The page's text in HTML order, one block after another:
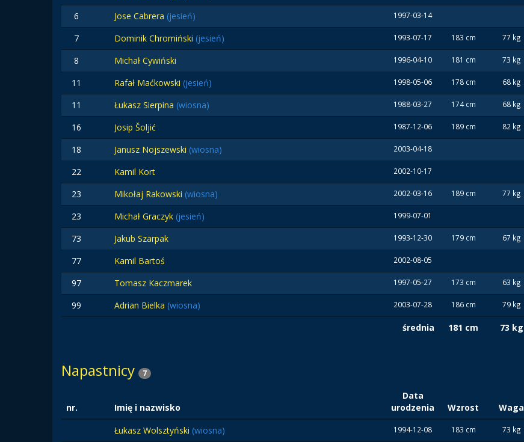
6
Jose Cabrera (jesień) 1997-03-14
7
Dominik Chromiński (jesień) 1993-07-17 183 cm 77 kg
8
Michał Cywiński 1996-04-10 181 cm 73 kg
11
Rafał Maćkowski (jesień) 1998-05-06 178 cm 68 kg
11 Łukasz Sierpina (wiosna) 1988-03-27 174 cm 68 kg
16
Josip Šoljić 1987-12-06 189 cm 82 kg
18
Janusz Nojszewski (wiosna) 2003-04-18
22
Kamil Kort 2002-10-17
23
Mikołaj Rakowski (wiosna) 2002-03-16 189 cm 77 kg
23
Michał Graczyk (jesień) 1999-07-01
73 Jakub Szarpak 1993-12-30 179 cm 67 kg
77
Kamil Bartoś 2002-08-05
97
Tomasz Kaczmarek 1997-05-27 173 cm 63 kg
99
Adrian Bielka (wiosna) 2003-07-28 186 cm 79 kg
średnia 181 cm 73 kg
Napastnicy 7
nr. Imię i nazwisko
Data
urodzenia
Wzrost Waga
Łukasz Wolsztyński (wiosna) 1994-12-08 183 cm 73 kg